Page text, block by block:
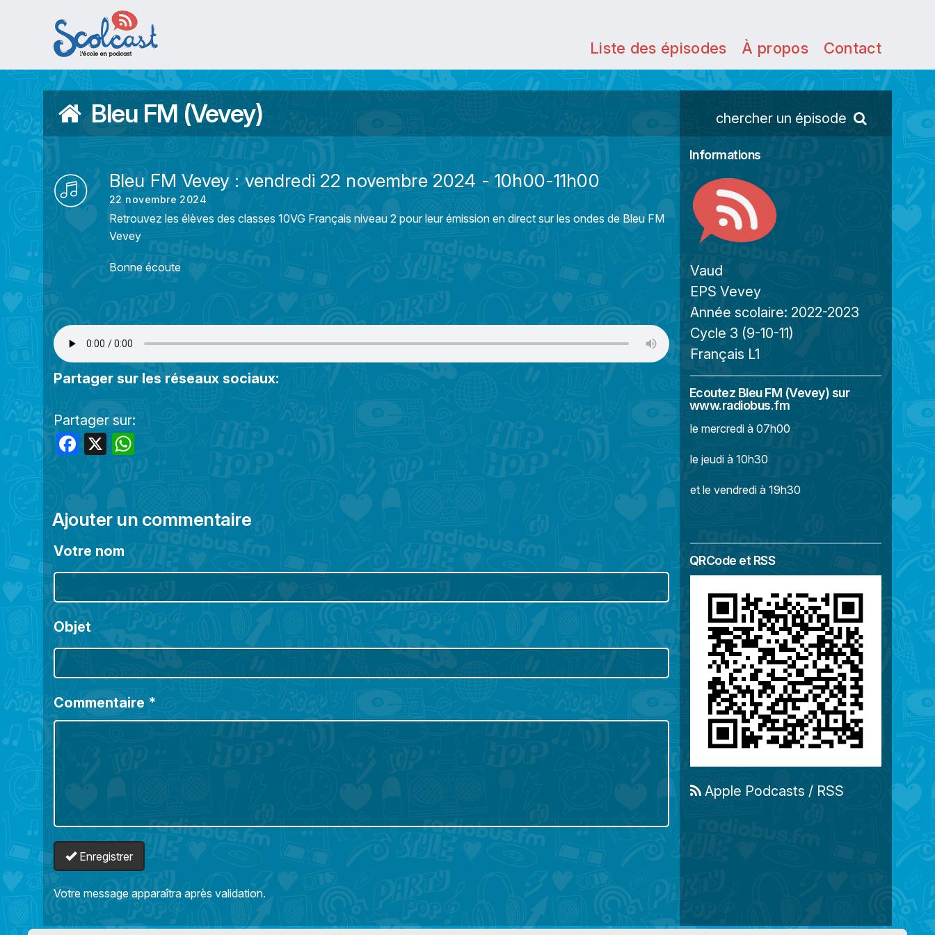
Aller au contenu principal
Liste des épisodes À propos Contact
Bleu FM (Vevey) chercher un épisode
Bleu FM Vevey : vendredi 22 novembre 2024 - 10h00-11h00
22 novembre 2024
Retrouvez les élèves des classes 10VG Français niveau 2 pour leur émission en direct sur les ondes de Bleu FM
Vevey
Bonne écoute
Partager sur les réseaux sociaux:
Partager sur:
Facebook
X WhatsApp
Ajouter un commentaire
Votre nom
Objet
Commentaire*
Enregistrer
Votre message apparaîtra après validation.
Informations
Vaud
EPS Vevey
Année scolaire: 2022-2023
Cycle 3 (9-10-11)
Français L1
Ecoutez Bleu FM (Vevey) sur
www.radiobus.fm
le mercredi à 07h00
le jeudi à 10h30
et le vendredi à 19h30
QRCode et RSS
Apple Podcasts / RSS